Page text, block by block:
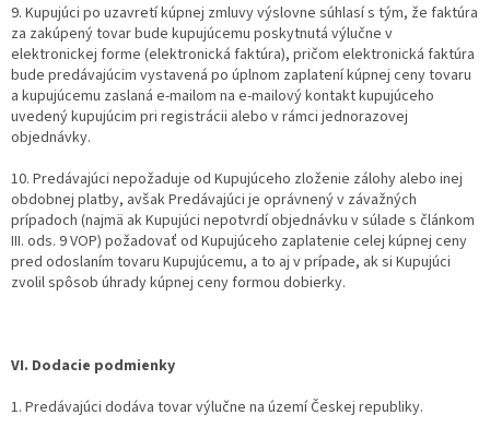
9. Kupujúci po uzavretí kúpnej zmluvy výslovne súhlasí s tým, že faktúra
za zakúpený tovar bude kupujúcemu poskytnutá výlučne v
elektronickej forme (elektronická faktúra), pričom elektronická faktúra
bude predávajúcim vystavená po úplnom zaplatení kúpnej ceny tovaru
a kupujúcemu zaslaná e-mailom na e-mailový kontakt kupujúceho
uvedený kupujúcim pri registrácii alebo v rámci jednorazovej
objednávky.
10. Predávajúci nepožaduje od Kupujúceho zloženie zálohy alebo inej
obdobnej platby, avšak Predávajúci je oprávnený v závažných
prípadoch (najmä ak Kupujúci nepotvrdí objednávku v súlade s článkom
III. ods. 9 VOP) požadovať od Kupujúceho zaplatenie celej kúpnej ceny
pred odoslaním tovaru Kupujúcemu, a to aj v prípade, ak si Kupujúci
zvolil spôsob úhrady kúpnej ceny formou dobierky.
VI. Dodacie podmienky
1. Predávajúci dodáva tovar výlučne na území Českej republiky.